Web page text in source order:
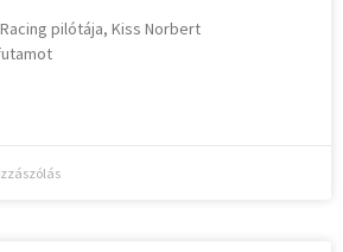
pilótája, Kiss Norbert